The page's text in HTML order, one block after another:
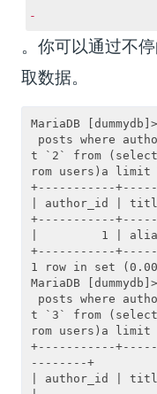
-
。你可以通过不
取数据。
MariaDB
posts where
t `2` from
rom users)a limit
+-----------
| author_id |
+-----------
|         1 |
+-----------
1 row in set
MariaDB
posts where
t `3` from
rom users)a limit
+-----------
--------+
| author_id |